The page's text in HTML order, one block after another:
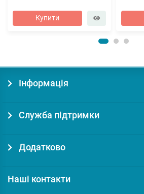
Купити
Інформація
Служба підтримки
Додатково
Наші контакти